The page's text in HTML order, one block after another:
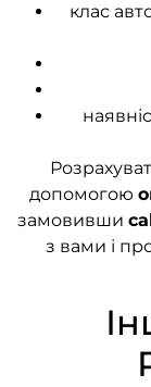
клас
допомогою
замовивши
з вами і